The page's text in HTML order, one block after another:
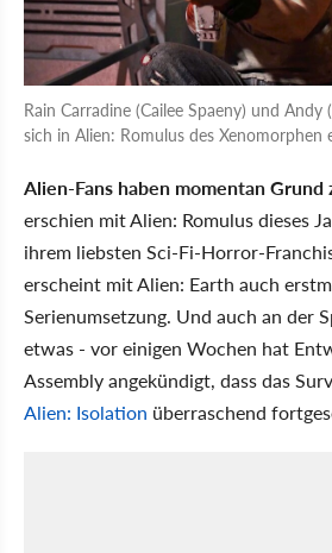
Rain Carradine (Cailee Spaeny) und Andy
sich in Alien: Romulus des Xenomorphen
Alien-Fans haben momentan Grund
erschien mit Alien: Romulus dieses
ihrem liebsten Sci-Fi-Horror-
erscheint mit Alien: Earth auch
Serienumsetzung. Und auch an der
etwas - vor einigen Wochen hat
Assembly angekündigt, dass das
Alien: Isolation überraschend